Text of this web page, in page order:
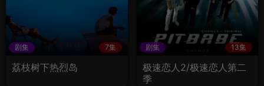
剧集 7集
荔枝树下热烈岛
剧集 13集
极速恋人2/极速恋人第二
季